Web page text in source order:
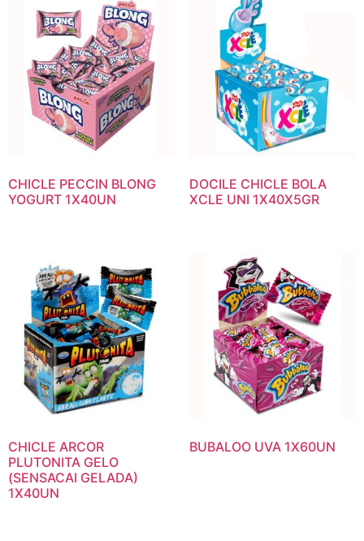
CHICLE PECCIN BLONG
YOGURT 1X40UN
DOCILE CHICLE BOLA
XCLE UNI 1X40X5GR
CHICLE ARCOR
PLUTONITA GELO
(SENSACAI GELADA)
1X40UN
BUBALOO UVA 1X60UN